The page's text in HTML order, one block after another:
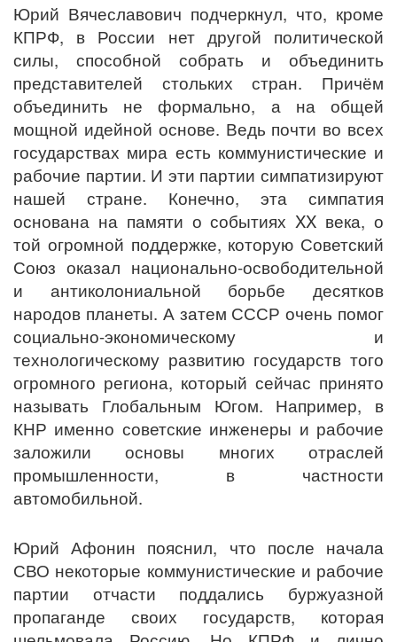
Юрий Вячеславович подчеркнул, что, кроме
КПРФ, в России нет другой политической
силы, способной собрать и объединить
представителей стольких стран. Причём
объединить не формально, а на общей
мощной идейной основе. Ведь почти во всех
государствах мира есть коммунистические и
рабочие партии. И эти партии симпатизируют
нашей стране. Конечно, эта симпатия
основана на памяти о событиях XX века, о
той огромной поддержке, которую Советский
Союз оказал национально-освободительной
и антиколониальной борьбе десятков
народов планеты. А затем СССР очень помог
социально-экономическому и
технологическому развитию государств того
огромного региона, который сейчас принято
называть Глобальным Югом. Например, в
КНР именно советские инженеры и рабочие
заложили основы многих отраслей
промышленности, в частности
автомобильной.
Юрий Афонин пояснил, что после начала
СВО некоторые коммунистические и рабочие
партии отчасти поддались буржуазной
пропаганде своих государств, которая